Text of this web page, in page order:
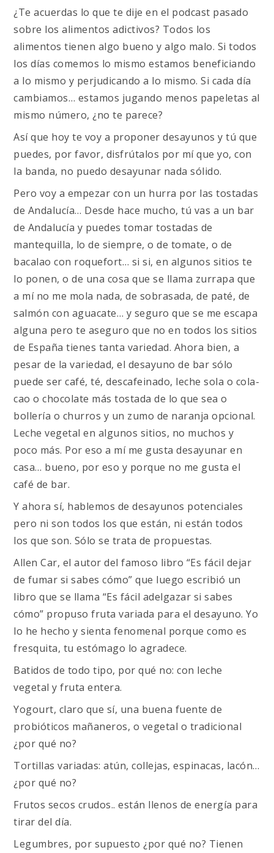
¿Te acuerdas lo que te dije en el podcast pasado
sobre los alimentos adictivos? Todos los
alimentos tienen algo bueno y algo malo. Si todos
los días comemos lo mismo estamos beneficiando
a lo mismo y perjudicando a lo mismo. Si cada día
cambiamos… estamos jugando menos papeletas al
mismo número, ¿no te parece?
Así que hoy te voy a proponer desayunos y tú que
puedes, por favor, disfrútalos por mí que yo, con
la banda, no puedo desayunar nada sólido.
Pero voy a empezar con un hurra por las tostadas
de Andalucía… Desde hace mucho, tú vas a un bar
de Andalucía y puedes tomar tostadas de
mantequilla, lo de siempre, o de tomate, o de
bacalao con roquefort… si si, en algunos sitios te
lo ponen, o de una cosa que se llama zurrapa que
a mí no me mola nada, de sobrasada, de paté, de
salmón con aguacate… y seguro que se me escapa
alguna pero te aseguro que no en todos los sitios
de España tienes tanta variedad. Ahora bien, a
pesar de la variedad, el desayuno de bar sólo
puede ser café, té, descafeinado, leche sola o cola-
cao o chocolate más tostada de lo que sea o
bollería o churros y un zumo de naranja opcional.
Leche vegetal en algunos sitios, no muchos y
poco más. Por eso a mí me gusta desayunar en
casa… bueno, por eso y porque no me gusta el
café de bar.
Y ahora sí, hablemos de desayunos potenciales
pero ni son todos los que están, ni están todos
los que son. Sólo se trata de propuestas.
Allen Car, el autor del famoso libro “Es fácil dejar
de fumar si sabes cómo” que luego escribió un
libro que se llama “Es fácil adelgazar si sabes
cómo” propuso fruta variada para el desayuno. Yo
lo he hecho y sienta fenomenal porque como es
fresquita, tu estómago lo agradece.
Batidos de todo tipo, por qué no: con leche
vegetal y fruta entera.
Yogourt, claro que sí, una buena fuente de
probióticos mañaneros, o vegetal o tradicional
¿por qué no?
Tortillas variadas: atún, collejas, espinacas, lacón…
¿por qué no?
Frutos secos crudos.. están llenos de energía para
tirar del día.
Legumbres, por supuesto ¿por qué no? Tienen